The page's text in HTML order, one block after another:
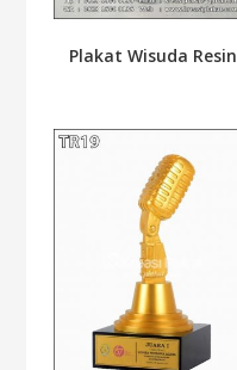
Plakat Wisuda Resin